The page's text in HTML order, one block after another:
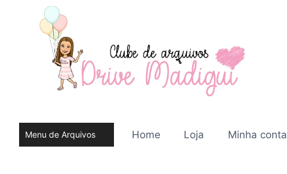
Menu de Arquivos Home Loja Minha conta